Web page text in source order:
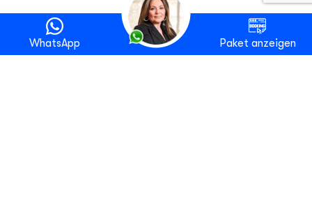
WhatsApp Paket anzeigen